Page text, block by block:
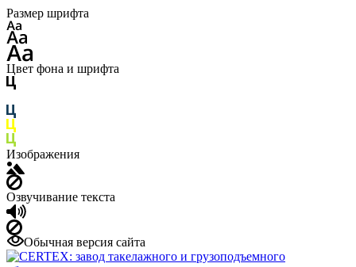
Размер шрифта
Цвет фона и шрифта
Изображения
Озвучивание текста
Обычная версия сайта